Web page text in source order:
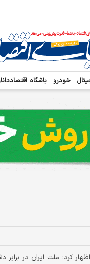
خودرو باشگاه
کرد: ملت ایران در